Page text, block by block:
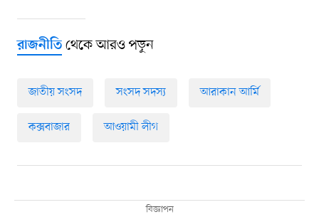
রাজনীতিথেকে আরও পড়ুন
জাতীয় সংসদ সংসদ সদস্য আরাকান আর্মি
কক্সবাজার আওয়ামী লীগ